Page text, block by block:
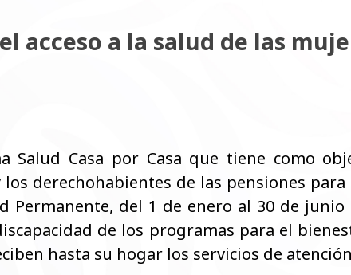
acceso a la salud de las
Salud Casa por Casa que tiene como
derechohabientes de las pensiones
Permanente, del 1 de enero al 30 de
de los programas para el
hasta su hogar los servicios de